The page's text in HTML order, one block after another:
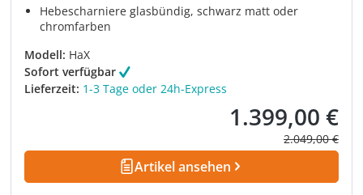
Hebescharniere glasbündig, schwarz matt oder
chromfarben
Modell: HaX
Sofort verfügbar
Lieferzeit: 1-3 Tage oder 24h-Express
Verkaufspreis:
1.399,00 €
Regulärer
2.049,00 €
Artikel ansehen